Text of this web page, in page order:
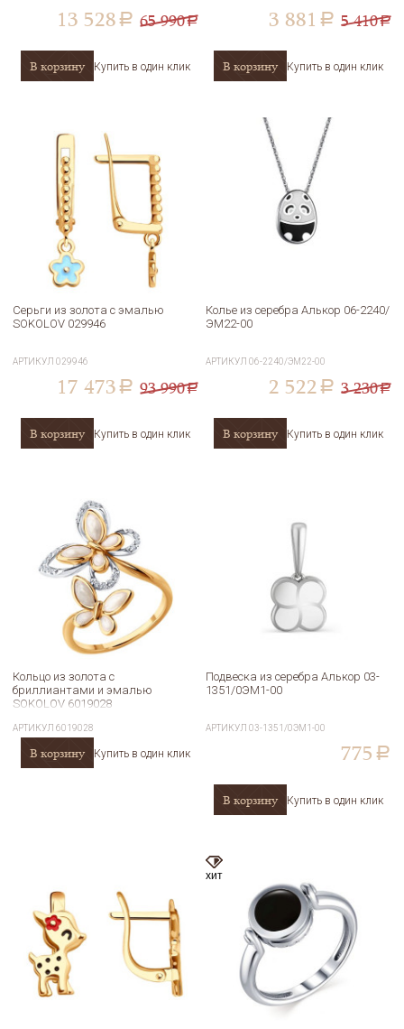
13 528 a 65 990a
В корзину Купить в один клик
3 881 a 5 410a
В корзину Купить в один клик
Серьги из золота с эмалью
SOKOLOV 029946
АРТИКУЛ029946
17 473 a 93 990a
В корзину Купить в один клик
Колье из серебра Алькор 06-2240/
ЭМ22-00
АРТИКУЛ06-2240/ЭМ22-00
2 522 a 3 230a
В корзину Купить в один клик
Кольцо из золота с
бриллиантами и эмалью
SOKOLOV 6019028
АРТИКУЛ6019028
В корзину Купить в один клик
Подвеска из серебра Алькор 03-
1351/0ЭМ1-00
АРТИКУЛ03-1351/0ЭМ1-00
775 a
В корзину Купить в один клик
хит